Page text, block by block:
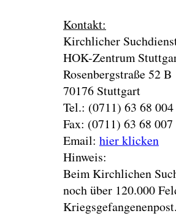
Kontakt:
Kirchlicher
HOK-Zentrum
Rosenbergstraße 52 B
70176 Stuttgart
Tel.: (0711) 63 68 004
Fax: (0711) 63 68 007
Email: hier klicken
Hinweis:
Beim Kirchlichen
noch über 120.000